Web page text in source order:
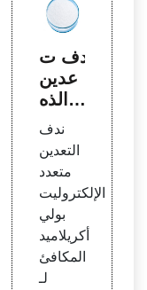
ندف ت
عدين
الذه
ب مت
عدد ا
لإلكتر
وليت
الأنيو
ني ش
راء أني
وني
ندف
التعدين
متعدد
الإلكتروليت
بولي
أكريلاميد
المكافئ
لـ